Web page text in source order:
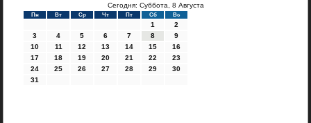
Сегодня: Суббота, 8 Августа
Пн Вт Ср Чт Пт Сб Вс
1
2
3
4 5 6 7 8
9
10
11 12 13 14 15
16
17
18 19 20 21 22
23
24
25 26 27 28 29
30
31